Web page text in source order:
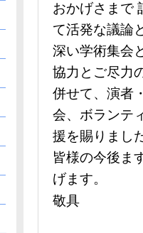
おかげさまで
て活発な議論
深い学術集会
協力とご尽力
併せて、演者
会、ボランテ
援を賜りまし
皆様の今後ま
げます。
敬具